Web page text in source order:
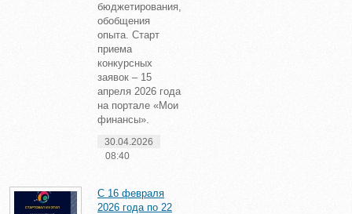
бюджетирования,
обобщения
опыта. Старт
приема
конкурсных
заявок – 15
апреля 2026 года
на портале «Мои
финансы».
30.04.2026
08:40
С 16 февраля
2026 года по 22